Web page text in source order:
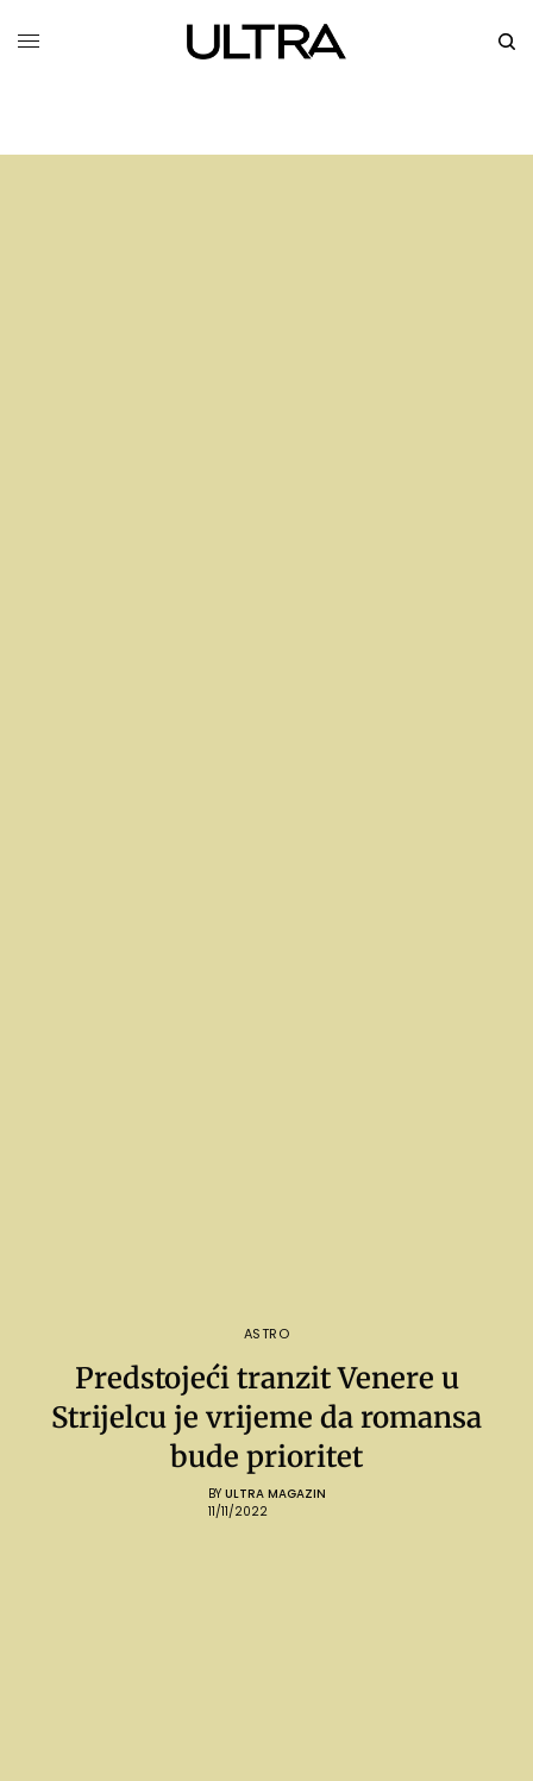
ASTRO
Predstojeći tranzit Venere u
Strijelcu je vrijeme da romansa
bude prioritet
BY ULTRA MAGAZIN
11/11/2022